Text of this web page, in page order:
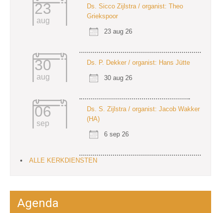
23
aug
Ds. Sicco Zijlstra / organist: Theo
Griekspoor
23 aug 26
30
aug
Ds. P. Dekker / organist: Hans Jütte
30 aug 26
06
sep
Ds. S. Zijlstra / organist: Jacob Wakker
(HA)
6 sep 26
ALLE KERKDIENSTEN
Agenda